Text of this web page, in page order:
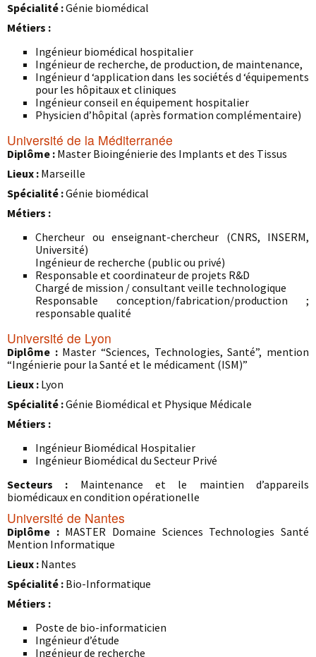
Spécialité :Génie biomédical
Métiers :
Ingénieur biomédical hospitalier
Ingénieur de recherche, de production, de maintenance,
Ingénieur d ‘application dans les sociétés d ‘équipements
pour les hôpitaux et cliniques
Ingénieur conseil en équipement hospitalier
Physicien d’hôpital (après formation complémentaire)
Université de la Méditerranée
Diplôme : Master Bioingénierie des Implants et des Tissus
Lieux : Marseille
Spécialité :Génie biomédical
Métiers :
Chercheur ou enseignant-chercheur (CNRS, INSERM,
Université)
Ingénieur de recherche (public ou privé)
Responsable et coordinateur de projets R&D
Chargé de mission / consultant veille technologique
Responsable conception/fabrication/production ;
responsable qualité
Université de Lyon
Diplôme : Master “Sciences, Technologies, Santé”, mention
“Ingénierie pour la Santé et le médicament (ISM)”
Lieux : Lyon
Spécialité :Génie Biomédical et Physique Médicale
Métiers :
Ingénieur Biomédical Hospitalier
Ingénieur Biomédical du Secteur Privé
Secteurs : Maintenance et le maintien d’appareils
biomédicaux en condition opérationelle
Université de Nantes
Diplôme : MASTER Domaine Sciences Technologies Santé
Mention Informatique
Lieux : Nantes
Spécialité : Bio-Informatique
Métiers :
Poste de bio-informaticien
Ingénieur d’étude
Ingénieur de recherche